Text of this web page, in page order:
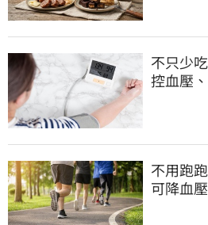
不只少
控血壓
不用跑
可降血